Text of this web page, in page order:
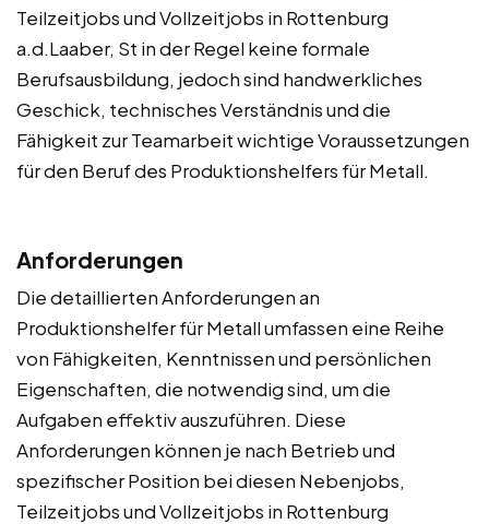
Teilzeitjobs und Vollzeitjobs in Rottenburg
a.d.Laaber, St in der Regel keine formale
Berufsausbildung, jedoch sind handwerkliches
Geschick, technisches Verständnis und die
Fähigkeit zur Teamarbeit wichtige Voraussetzungen
für den Beruf des Produktionshelfers für Metall.
Anforderungen
Die detaillierten Anforderungen an
Produktionshelfer für Metall umfassen eine Reihe
von Fähigkeiten, Kenntnissen und persönlichen
Eigenschaften, die notwendig sind, um die
Aufgaben effektiv auszuführen. Diese
Anforderungen können je nach Betrieb und
spezifischer Position bei diesen Nebenjobs,
Teilzeitjobs und Vollzeitjobs in Rottenburg